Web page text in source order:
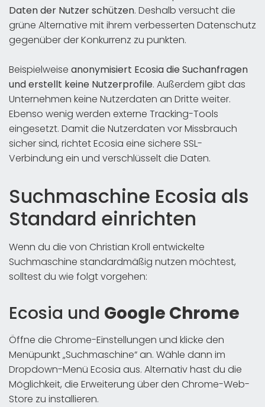
Daten der Nutzer schützen. Deshalb versucht die
grüne Alternative mit ihrem verbesserten Datenschutz
gegenüber der Konkurrenz zu punkten.
Beispielweise anonymisiert Ecosia die Suchanfragen
und erstellt keine Nutzerprofile. Außerdem gibt das
Unternehmen keine Nutzerdaten an Dritte weiter.
Ebenso wenig werden externe Tracking-Tools
eingesetzt. Damit die Nutzerdaten vor Missbrauch
sicher sind, richtet Ecosia eine sichere SSL-
Verbindung ein und verschlüsselt die Daten.
Suchmaschine Ecosia als
Standard einrichten
Wenn du die von Christian Kroll entwickelte
Suchmaschine standardmäßig nutzen möchtest,
solltest du wie folgt vorgehen:
Ecosia und Google Chrome
Öffne die Chrome-Einstellungen und klicke den
Menüpunkt „Suchmaschine“ an. Wähle dann im
Dropdown-Menü Ecosia aus. Alternativ hast du die
Möglichkeit, die Erweiterung über den Chrome-Web-
Store zu installieren.